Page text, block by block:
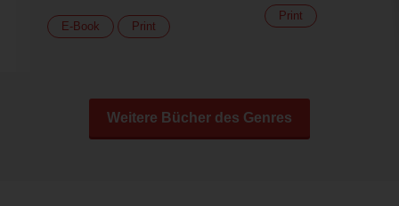
E-Book Print
Print
Weitere Bücher des Genres